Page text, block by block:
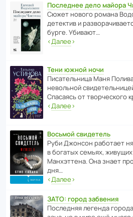
Последнее дело майора
Сюжет нового романа
дете­ктив и
бурге. Убивают…
‹Далее›
Тени южной ночи
Писа­тель­ница Маня
невольной
Спасаясь от твор­че­с­кого
‹Далее›
Восьмой свидетель
Руби Джонсон рабо­тает
в богатых семьях,
Манх­эт­тена. Она знает
дня…
‹Далее›
ЗАТО: город забвения
После­дняя легенда